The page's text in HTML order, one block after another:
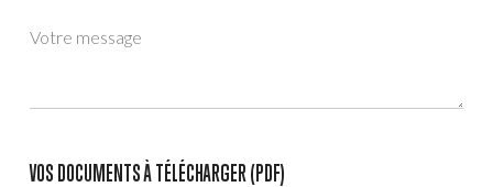
VOS DOCUMENTS À TÉLÉCHARGER (PDF)